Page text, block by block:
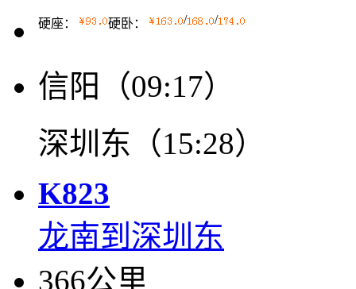
硬座： 硬卧： / /
信阳（09:17）
深圳东（15:28）
K823
龙南到深圳东
366公里